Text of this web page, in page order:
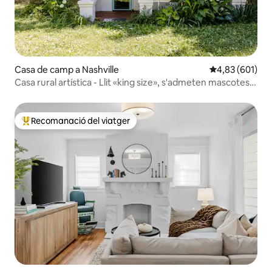
Casa de camp a Nashville 4,83 de
4,83 (601)
Casa rural artística - Llit «king size», s'admeten mascotes,
Principals recomanacions dels viatgers
Recomanació del viatger